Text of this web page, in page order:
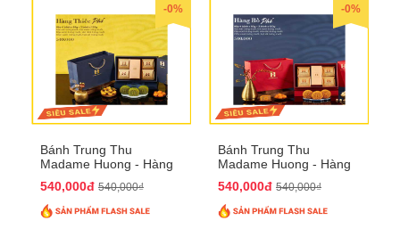
-0%
Bánh Trung Thu
Madame Huong - Hàng
540,000đ 540,000₫
-0%
Bánh Trung Thu
Madame Huong - Hàng
540,000đ 540,000₫